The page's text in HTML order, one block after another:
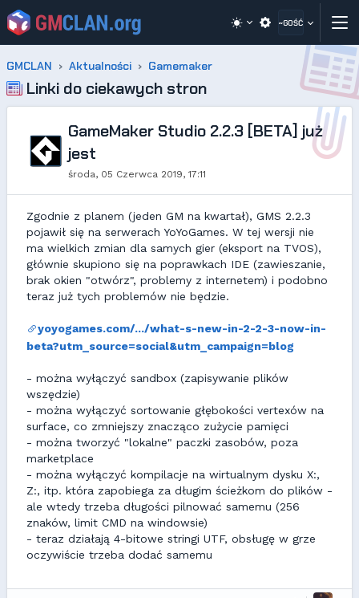
~GOŚĆ
GMCLAN Aktualności Gamemaker
Linki do ciekawych stron
GameMaker Studio 2.2.3 [BETA] już
jest
środa, 05 Czerwca 2019, 17:11
Zgodnie z planem (jeden GM na kwartał), GMS 2.2.3
pojawił się na serwerach YoYoGames. W tej wersji nie
ma wielkich zmian dla samych gier (eksport na TVOS),
głównie skupiono się na poprawkach IDE (zawieszanie,
brak okien "otwórz", problemy z internetem) i podobno
teraz już tych problemów nie będzie.
yoyogames.com/.../what-s-new-in-2-2-3-now-in-
beta?utm_source=social&utm_campaign=blog
- można wyłączyć sandbox (zapisywanie plików
wszędzie)
- można wyłączyć sortowanie głębokości vertexów na
surface, co zmniejszy znacząco zużycie pamięci
- można tworzyć "lokalne" paczki zasobów, poza
marketplace
- można wyłączyć kompilacje na wirtualnym dysku X:,
Z:, itp. która zapobiega za długim ścieżkom do plików -
ale wtedy trzeba długości pilnować samemu (256
znaków, limit CMD na windowsie)
- teraz działają 4-bitowe stringi UTF, obsługę w grze
oczywiście trzeba dodać samemu